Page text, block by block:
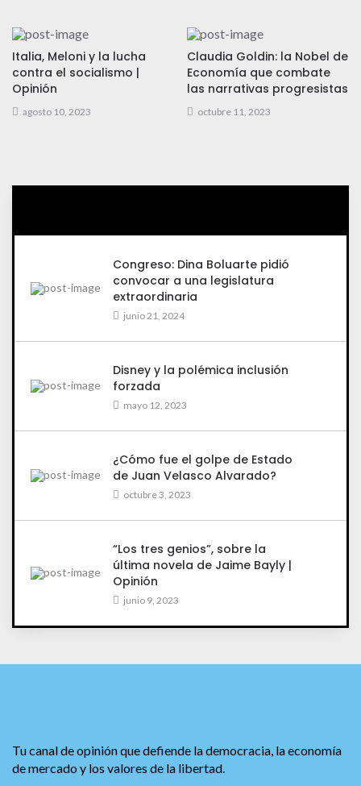
Italia, Meloni y la lucha
contra el socialismo |
Opinión
agosto 10, 2023
Claudia Goldin: la Nobel de
Economía que combate
las narrativas progresistas
octubre 11, 2023
Congreso: Dina Boluarte pidió
convocar a una legislatura
extraordinaria
junio 21, 2024
Disney y la polémica inclusión
forzada
mayo 12, 2023
¿Cómo fue el golpe de Estado
de Juan Velasco Alvarado?
octubre 3, 2023
“Los tres genios”, sobre la
última novela de Jaime Bayly |
Opinión
junio 9, 2023
Tu canal de opinión que defiende la democracia, la economía
de mercado y los valores de la libertad.